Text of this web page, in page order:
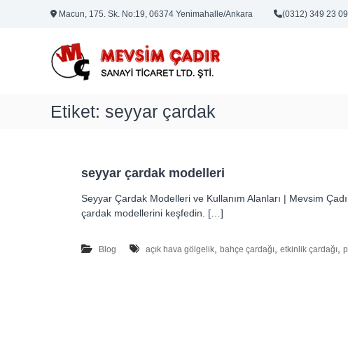
Macun, 175. Sk. No:19, 06374 Yenimahalle/Ankara (0312) 349 23 09
r
n
Etiket: seyyar çardak
seyyar çardak modelleri
Seyyar Çardak Modelleri ve Kullanım Alanları | Mevsim
çardak modellerini keşfedin. […]
Blog açık hava gölgelik, bahçe çardağı, etkinlik çardağı,